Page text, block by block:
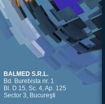
BALMED S.R.L.
Bd. Burebista nr. 1
Bl. D 15, Sc. 4, Ap. 125
Sector 3, Bucureşti